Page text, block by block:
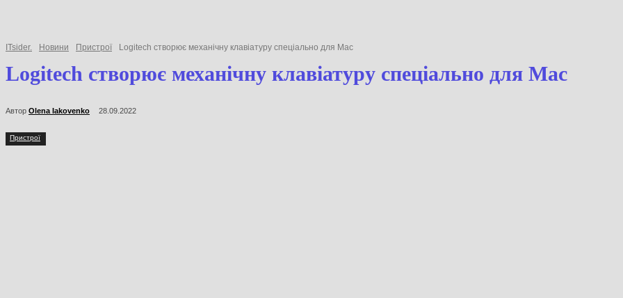
ITsider. Новини Пристрої Logitech створює механічну клавіатуру спеціально для Mac
Logitech створює механічну клавіатуру спеціально для Mac
Автор Olena Iakovenko 28.09.2022
Пристрої